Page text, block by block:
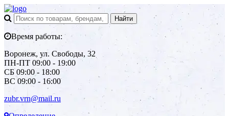
Время работы:
Воронеж, ул. Свободы, 32
ПН-ПТ 09:00 - 19:00
СБ 09:00 - 18:00
ВС 09:00 - 16:00
zubr.vrn@mail.ru